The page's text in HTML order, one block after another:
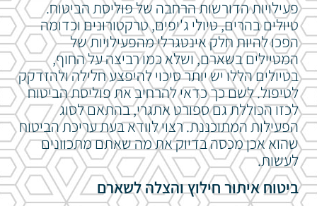
פעילויות הדורשות הרחבה של פוליסת הביטוח.
טיולים בהרים, טיולי ג'יפים, טרקטורונים וכדומה
הפכו להיות חלק אינטגרלי מהפעילויות של
המטיילים בשארם, ושלא כמו רביצה על החוף,
בטיולים הללו יש יותר סיכוי להיפצע חלילה ולהזדקק
לטיפול. לשם כך כדאי להרחיב את פוליסת הביטוח
לכזו הכוללת גם ספורט אתגרי, בהתאם לסוג
הפעילות המתוכננת. רצוי לוודא בעת עריכת הביטוח
שהוא אכן מכסה בדיוק את מה שאתם מתכוונים
לעשות.
ביטוח איתור חילוץ והצלה לשארם